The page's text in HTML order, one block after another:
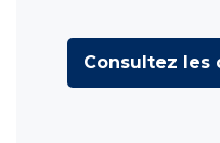
Consultez les